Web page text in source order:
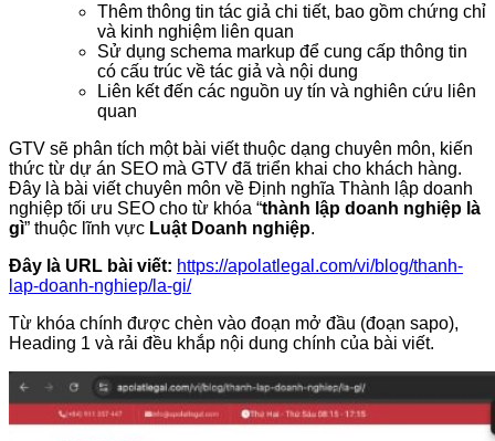
Thêm thông tin tác giả chi tiết, bao gồm chứng chỉ
và kinh nghiệm liên quan
Sử dụng schema markup để cung cấp thông tin
có cấu trúc về tác giả và nội dung
Liên kết đến các nguồn uy tín và nghiên cứu liên
quan
GTV sẽ phân tích một bài viết thuộc dạng chuyên môn, kiến
thức từ dự án SEO mà GTV đã triển khai cho khách hàng.
Đây là bài viết chuyên môn về Định nghĩa Thành lập doanh
nghiệp tối ưu SEO cho từ khóa “thành lập doanh nghiệp là
gì” thuộc lĩnh vực Luật Doanh nghiệp.
Đây là URL bài viết: https://apolatlegal.com/vi/blog/thanh-
lap-doanh-nghiep/la-gi/
Từ khóa chính được chèn vào đoạn mở đầu (đoạn sapo),
Heading 1 và rải đều khắp nội dung chính của bài viết.